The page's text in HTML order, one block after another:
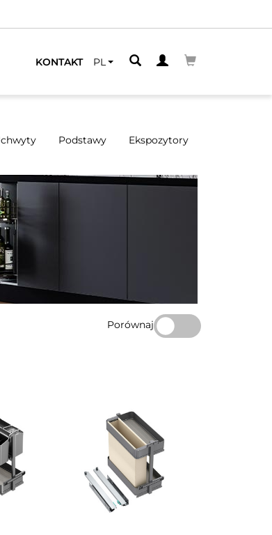
KONTAKT PL
Podstawy Ekspozytory
Porównaj